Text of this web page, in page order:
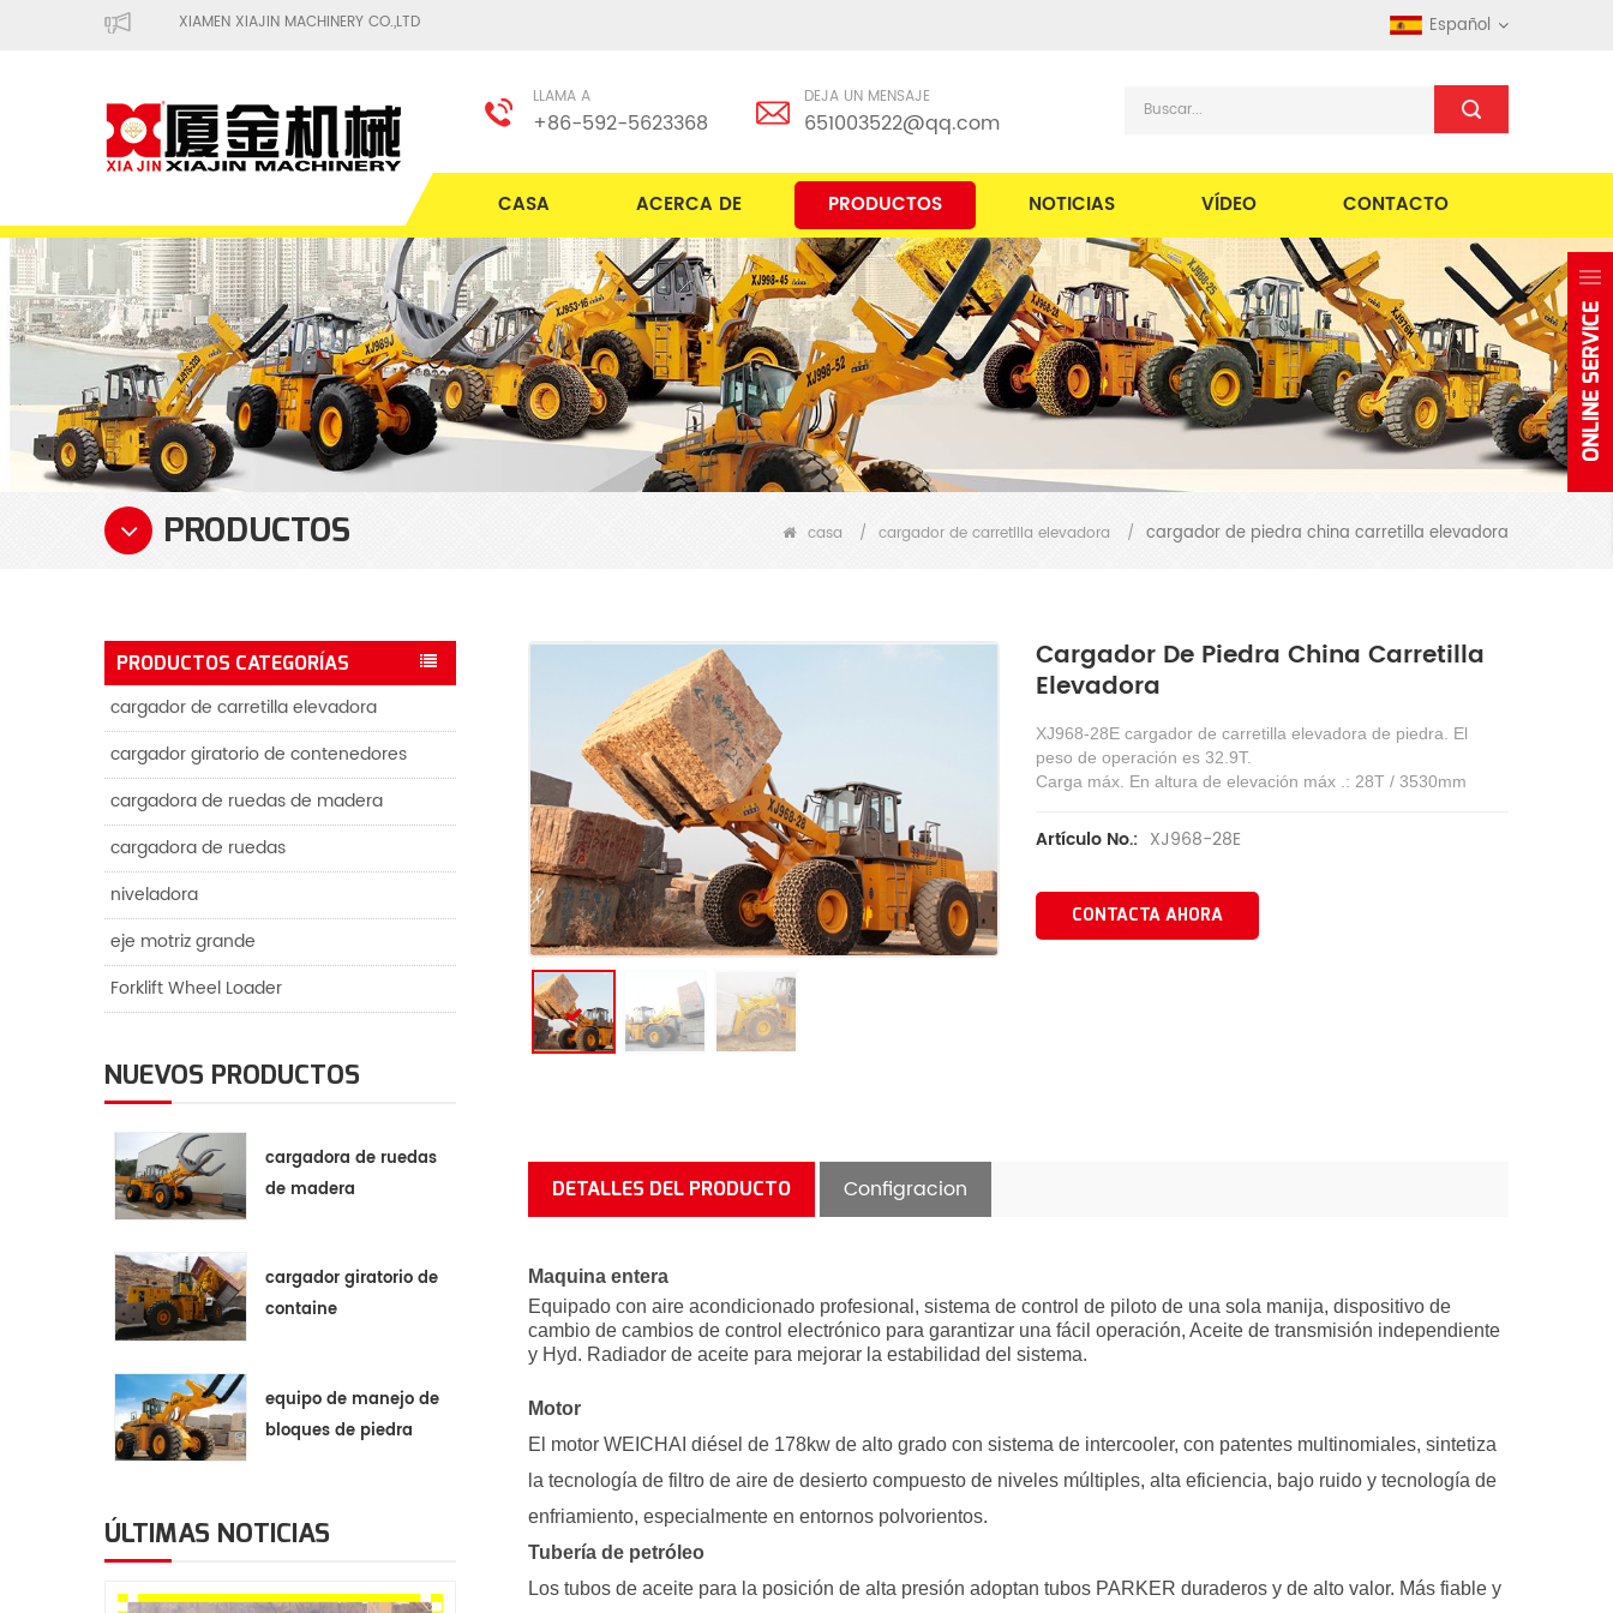
XIAMEN XIAJIN MACHINERY CO.,LTD Español
LLAMA A
+86-592-5623368
DEJA UN MENSAJE
651003522@qq.com
CASA ACERCA DE PRODUCTOS NOTICIAS VÍDEO CONTACTO
PRODUCTOS casa / cargador de carretilla elevadora / cargador de piedra china carretilla elevadora
PRODUCTOS CATEGORÍAS
cargador de carretilla elevadora
cargador giratorio de contenedores
cargadora de ruedas de madera
cargadora de ruedas
niveladora
eje motriz grande
Forklift Wheel Loader
NUEVOS PRODUCTOS
cargadora de ruedas
de madera
cargador giratorio de
containe
equipo de manejo de
bloques de piedra
ÚLTIMAS NOTICIAS
Cargador De Piedra China Carretilla
Elevadora
XJ968-28E cargador de carretilla elevadora de piedra. El
peso de operación es 32.9T.
Carga máx. En altura de elevación máx .: 28T / 3530mm
Artículo No.: XJ968-28E
CONTACTA AHORA
DETALLES DEL PRODUCTO Configracion
Maquina entera
Equipado con aire acondicionado profesional, sistema de control de piloto de una sola manija, dispositivo de
cambio de cambios de control electrónico para garantizar una fácil operación, Aceite de transmisión independiente
y Hyd. Radiador de aceite para mejorar la estabilidad del sistema.
Motor
El motor WEICHAI diésel de 178kw de alto grado con sistema de intercooler, con patentes multinomiales, sintetiza
la tecnología de filtro de aire de desierto compuesto de niveles múltiples, alta eficiencia, bajo ruido y tecnología de
enfriamiento, especialmente en entornos polvorientos.
Tubería de petróleo
Los tubos de aceite para la posición de alta presión adoptan tubos PARKER duraderos y de alto valor. Más fiable y